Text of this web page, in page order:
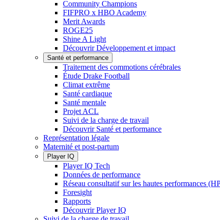
Community Champions
FIFPRO x HBO Academy
Merit Awards
ROGE25
Shine A Light
Découvrir Développement et impact
Santé et performance
Traitement des commotions cérébrales
Étude Drake Football
Climat extrême
Santé cardiaque
Santé mentale
Projet ACL
Suivi de la charge de travail
Découvrir Santé et performance
Représentation légale
Maternité et post-partum
Player IQ
Player IQ Tech
Données de performance
Réseau consultatif sur les hautes performances
Foresight
Rapports
Découvrir Player IQ